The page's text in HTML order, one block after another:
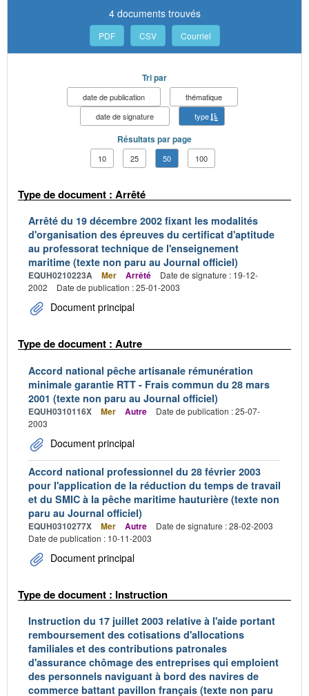
4 documents trouvés
PDF CSV Courriel
Tri par
date de publication
thématique
date de signature
type
Résultats par page
10 25 50 100
Type de document : Arrêté
Arrêté du 19 décembre 2002 fixant les modalités
d'organisation des épreuves du certificat d'aptitude
au professorat technique de l'enseignement
maritime (texte non paru au Journal officiel)
EQUH0210223A Mer Arrêté
Date de signature : 19-12-
2002
Date de publication : 25-01-2003
Document principal
Type de document : Autre
Accord national pêche artisanale rémunération
minimale garantie RTT - Frais commun du 28 mars
2001 (texte non paru au Journal officiel)
EQUH0310116X Mer Autre
Date de publication : 25-07-
2003
Document principal
Accord national professionnel du 28 février 2003
pour l'application de la réduction du temps de travail
et du SMIC à la pêche maritime hauturière (texte non
paru au Journal officiel)
EQUH0310277X Mer Autre
Date de signature : 28-02-2003
Date de publication : 10-11-2003
Document principal
Type de document : Instruction
Instruction du 17 juillet 2003 relative à l'aide portant
remboursement des cotisations d'allocations
familiales et des contributions patronales
d'assurance chômage des entreprises qui emploient
des personnels naviguant à bord des navires de
commerce battant pavillon français (texte non paru